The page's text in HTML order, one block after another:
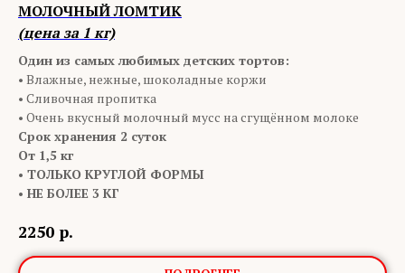
МОЛОЧНЫЙ ЛОМТИК
(цена за 1 кг)
Один из самых любимых детских тортов:
• Влажные, нежные, шоколадные коржи
• Сливочная пропитка
• Очень вкусный молочный мусс на сгущённом молоке
Срок хранения 2 суток
От 1,5 кг
• ТОЛЬКО КРУГЛОЙ ФОРМЫ
• НЕ БОЛЕЕ 3 КГ
2250 р.